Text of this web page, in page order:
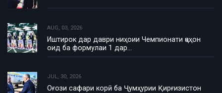
AUG, 03, 2026
Иштирок дар даври ниҳоии Чемпионати ҷаҳон
оид ба формулаи 1 дар…
JUL, 30, 2026
Оғози сафари корӣ ба Ҷумҳурии Қирғизистон